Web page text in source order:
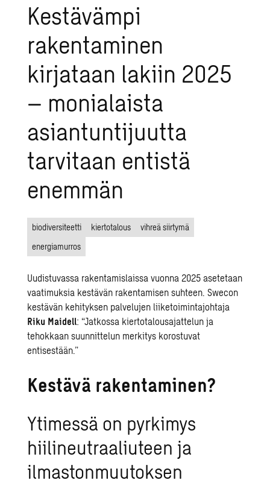
Kestävämpi
rakentaminen
kirjataan lakiin 2025
– monialaista
asiantuntijuutta
tarvitaan entistä
enemmän
biodiversiteetti kiertotalous
vihreä siirtymä
energiamurros
Uudistuvassa rakentamislaissa vuonna 2025 asetetaan
vaatimuksia kestävän rakentamisen suhteen. Swecon
kestävän kehityksen palvelujen liiketoimintajohtaja
Riku Maidell: “Jatkossa kiertotalousajattelun ja
tehokkaan suunnittelun merkitys korostuvat
entisestään.”
Kestävä rakentaminen?
Ytimessä on pyrkimys
hiilineutraaliuteen ja
ilmastonmuutoksen